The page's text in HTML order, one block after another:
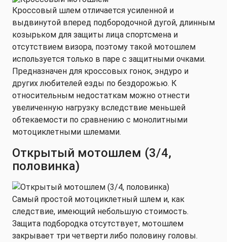
Кроссовый шлем отличается усиленной и
выдвинутой вперед подбородочной дугой, длинным
козырьком для защиты лица спортсмена и
отсутствием визора, поэтому такой мотошлем
используется только в паре с защитными очками.
Предназначен для кроссовых гонок, эндуро и
других любителей езды по бездорожью. К
относительным недостаткам можно отнести
увеличенную нагрузку вследствие меньшей
обтекаемости по сравнению с монолитными
мотоциклетными шлемами.
Открытый мотошлем (3/4,
половинка)
Самый простой мотоциклетный шлем и, как
следствие, имеющий небольшую стоимость.
Защита подбородка отсутствует, мотошлем
закрывает три четверти либо половину головы.